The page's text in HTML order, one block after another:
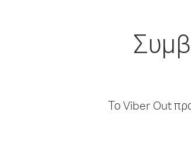
Το Viber Out